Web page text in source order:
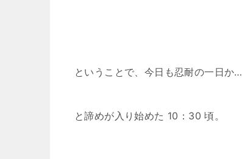
ということで、今日も忍耐の一日か…
と諦めが入り始めた 10：30 頃。